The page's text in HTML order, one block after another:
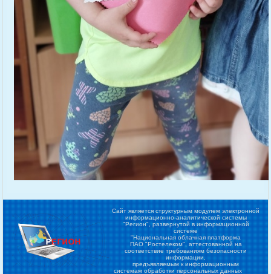
Сайт является структурным модулем электронной
информационно-аналитической системы
"Регион",развернутой в информационной
системе
"Национальная облачная платформа
ПАО "Ростелеком", аттестованной на
соответствие требованиям безопасности
информации,
предъявляемым к информационным
системам обработки персональных данных